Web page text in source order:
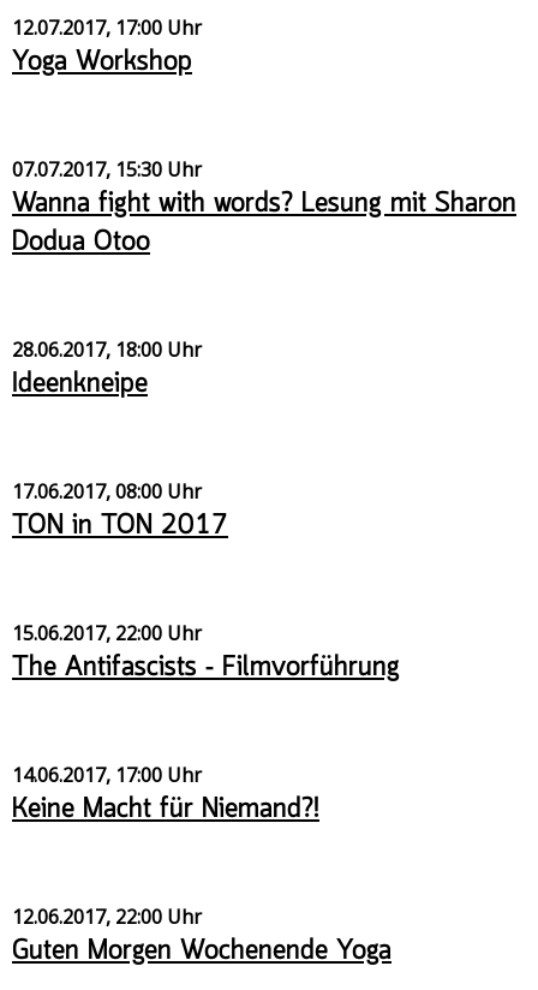
12.07.2017, 17:00 Uhr
Yoga Workshop
07.07.2017, 15:30 Uhr
Wanna fight with words? Lesung mit Sharon
Dodua Otoo
28.06.2017, 18:00 Uhr
Ideenkneipe
17.06.2017, 08:00 Uhr
TON in TON 2017
15.06.2017, 22:00 Uhr
The Antifascists – Filmvorführung
14.06.2017, 17:00 Uhr
Keine Macht für Niemand?!
12.06.2017, 22:00 Uhr
Guten Morgen Wochenende Yoga